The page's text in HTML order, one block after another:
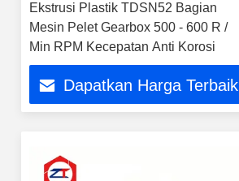
Ekstrusi Plastik TDSN52 Bagian
Mesin Pelet Gearbox 500 - 600 R /
Min RPM Kecepatan Anti Korosi
Dapatkan Harga Terbaik